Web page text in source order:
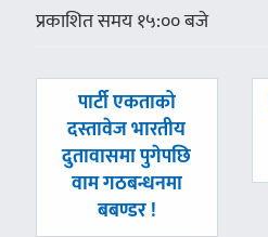
प्रकाशित समय १५:०० बजे
पछिल्लाे
-
पार्टी एकताको
दस्तावेज भारतीय
दुतावासमा पुगेपछि
वाम गठबन्धनमा
बबण्डर !